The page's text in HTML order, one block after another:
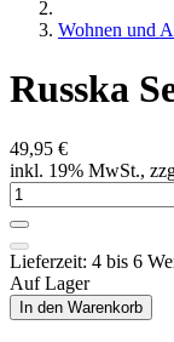
Wohnen und
Russka
49,95 €
inkl. 19% MwSt.,
Lieferzeit: 4 bis 6
Auf Lager
In den Warenkorb